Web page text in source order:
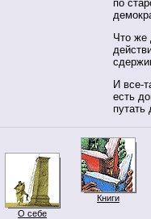
по
Что же
И все-
есть
путать
О себе
Книги